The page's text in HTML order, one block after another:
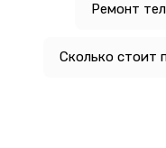
Ремонт
Сколько стоит